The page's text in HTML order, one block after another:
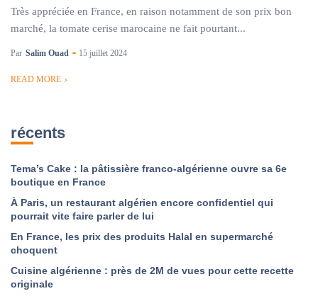
Très appréciée en France, en raison notamment de son prix bon
marché, la tomate cerise marocaine ne fait pourtant...
Par Salim Ouad 15 juillet 2024
READ MORE
récents
Tema’s Cake : la pâtissière franco-algérienne ouvre sa 6e
boutique en France
À Paris, un restaurant algérien encore confidentiel qui
pourrait vite faire parler de lui
En France, les prix des produits Halal en supermarché
choquent
Cuisine algérienne : près de 2M de vues pour cette recette
originale